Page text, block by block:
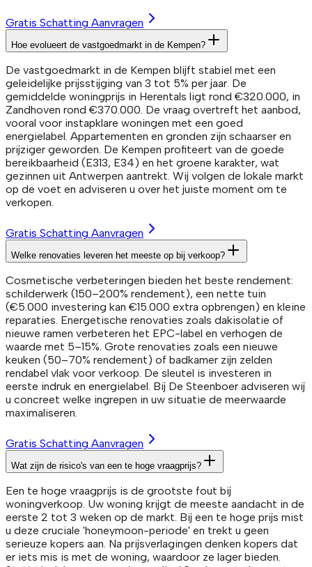
Gratis Schatting Aanvragen
Hoe evolueert de vastgoedmarkt in de Kempen?
De vastgoedmarkt in de Kempen blijft stabiel met een
geleidelijke prijsstijging van 3 tot 5% per jaar. De
gemiddelde woningprijs in Herentals ligt rond €320.000, in
Zandhoven rond €370.000. De vraag overtreft het aanbod,
vooral voor instapklare woningen met een goed
energielabel. Appartementen en gronden zijn schaarser en
prijziger geworden. De Kempen profiteert van de goede
bereikbaarheid (E313, E34) en het groene karakter, wat
gezinnen uit Antwerpen aantrekt. Wij volgen de lokale markt
op de voet en adviseren u over het juiste moment om te
verkopen.
Gratis Schatting Aanvragen
Welke renovaties leveren het meeste op bij verkoop?
Cosmetische verbeteringen bieden het beste rendement:
schilderwerk (150–200% rendement), een nette tuin
(€5.000 investering kan €15.000 extra opbrengen) en kleine
reparaties. Energetische renovaties zoals dakisolatie of
nieuwe ramen verbeteren het EPC-label en verhogen de
waarde met 5–15%. Grote renovaties zoals een nieuwe
keuken (50–70% rendement) of badkamer zijn zelden
rendabel vlak voor verkoop. De sleutel is investeren in
eerste indruk en energielabel. Bij De Steenboer adviseren wij
u concreet welke ingrepen in uw situatie de meerwaarde
maximaliseren.
Gratis Schatting Aanvragen
Wat zijn de risico's van een te hoge vraagprijs?
Een te hoge vraagprijs is de grootste fout bij
woningverkoop. Uw woning krijgt de meeste aandacht in de
eerste 2 tot 3 weken op de markt. Bij een te hoge prijs mist
u deze cruciale 'honeymoon-periode' en trekt u geen
serieuze kopers aan. Na prijsverlagingen denken kopers dat
er iets mis is met de woning, waardoor ze lager bieden.